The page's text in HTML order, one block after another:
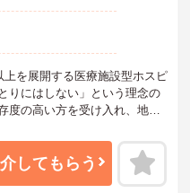
を展開する医療施設型ホスピ
りにはしない」という理念の
度の高い方を受け入れ、地域
の対応や医療行為は看護師が
修の方も食事介助や入浴介助
環境です。多職種で情報を共
してもらう